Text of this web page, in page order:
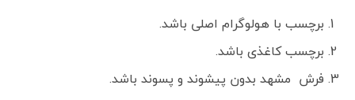
برچسب با هولوگرام اصلی باشد.
برچسب کاغذی باشد.
فرش مشهد بدون پیشوند و پسوند باشد.